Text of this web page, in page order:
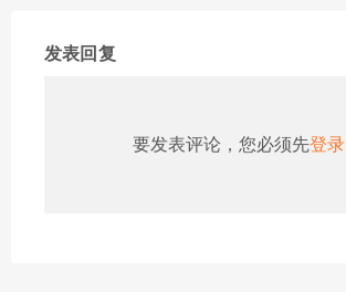
发表回复
要发表评论，您必须先登录